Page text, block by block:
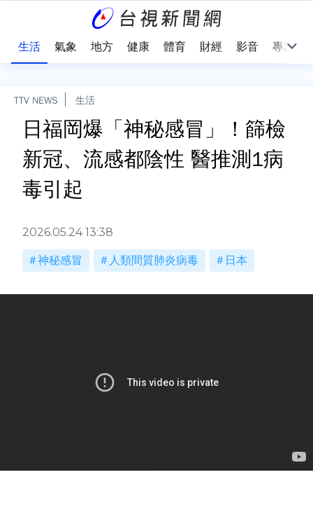
生活 氣象 地方 健康 體育 財經 影音 專題
TTV NEWS 生活
日福岡爆「神秘感冒」！篩檢
新冠、流感都陰性 醫推測1病
毒引起
2026.05.24 13:38
神秘感冒 人類間質肺炎病毒 日本